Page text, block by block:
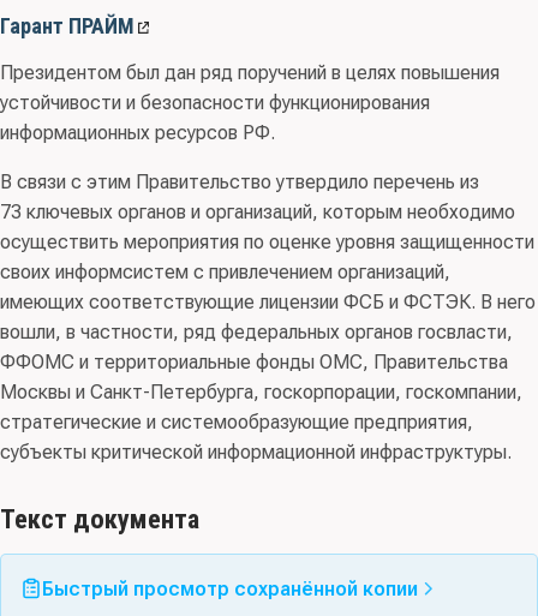
Гарант ПРАЙМ
Президентом был дан ряд поручений в целях повышения
устойчивости и безопасности функционирования
информационных ресурсов РФ.
В связи с этим Правительство утвердило перечень из
73 ключевых органов и организаций, которым необходимо
осуществить мероприятия по оценке уровня защищенности
своих информсистем с привлечением организаций,
имеющих соответствующие лицензии ФСБ и ФСТЭК. В него
вошли, в частности, ряд федеральных органов госвласти,
ФФОМС и территориальные фонды ОМС, Правительства
Москвы и Санкт-Петербурга, госкорпорации, госкомпании,
стратегические и системообразующие предприятия,
субъекты критической информационной инфраструктуры.
Текст документа
Быстрый просмотр сохранённой копии